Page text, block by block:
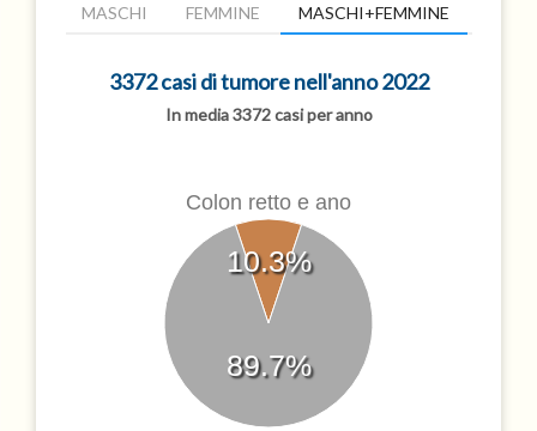
MASCHI FEMMINE MASCHI+FEMMINE
3372 casi di tumore nell'anno 2022
In media 3372 casi per anno
10.3%
89.7%
Colon retto e ano